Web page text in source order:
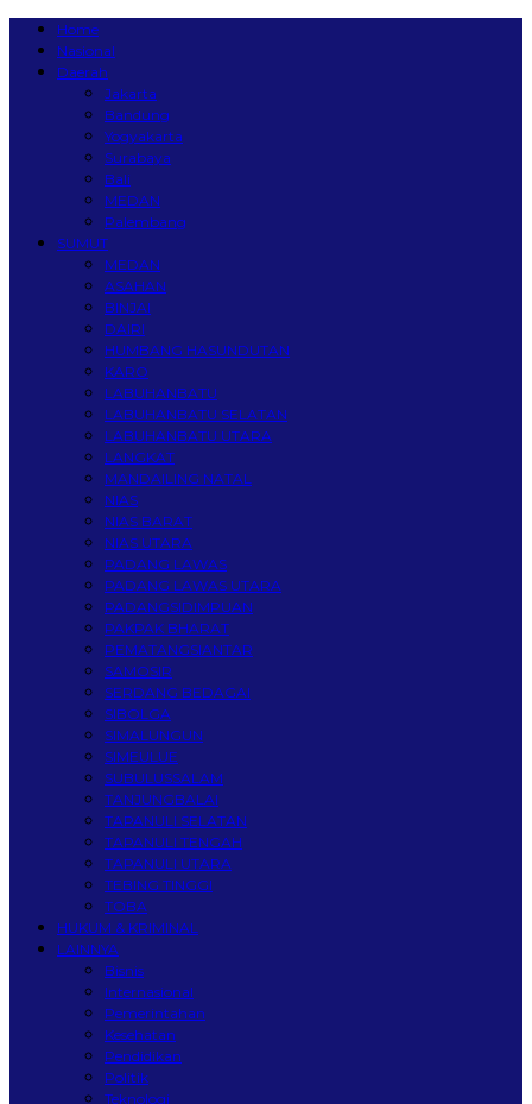
Home
Nasional
Daerah
Jakarta
Bandung
Yogyakarta
Surabaya
Bali
MEDAN
Palembang
SUMUT
MEDAN
ASAHAN
BINJAI
DAIRI
HUMBANG HASUNDUTAN
KARO
LABUHANBATU
LABUHANBATU SELATAN
LABUHANBATU UTARA
LANGKAT
MANDAILING NATAL
NIAS
NIAS BARAT
NIAS UTARA
PADANG LAWAS
PADANG LAWAS UTARA
PADANGSIDIMPUAN
PAKPAK BHARAT
PEMATANGSIANTAR
SAMOSIR
SERDANG BEDAGAI
SIBOLGA
SIMALUNGUN
SIMEULUE
SUBULUSSALAM
TANJUNGBALAI
TAPANULI SELATAN
TAPANULI TENGAH
TAPANULI UTARA
TEBING TINGGI
TOBA
HUKUM & KRIMINAL
LAINNYA
Bisnis
Internasional
Pemerintahan
Kesehatan
Pendidikan
Politik
Teknologi